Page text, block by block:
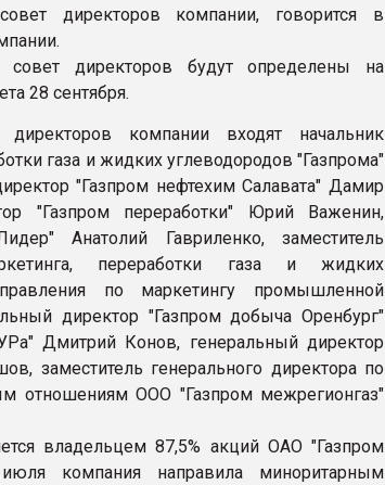
директоров компании, говорится в
совет директоров будут определены на
28 сентября.
компании входят начальник
газа и жидких углеводородов "Газпрома"
"Газпром нефтехим Салавата" Дамир
"Газпром переработки" Юрий Важенин,
Анатолий Гавриленко, заместитель
переработки газа и жидких
по маркетингу промышленной
директор "Газпром добыча Оренбург"
Дмитрий Конов, генеральный директор
заместитель генерального директора по
отношениям ООО "Газпром межрегионгаз"
владельцем 87,5% акций ОАО "Газпром
компания направила миноритарным